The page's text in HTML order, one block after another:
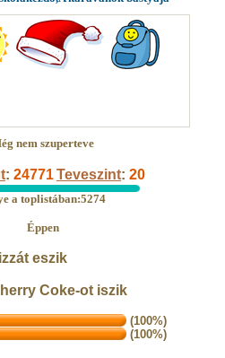
nem szuperteve
: 24771Teveszint: 20
a toplistában:5274
Éppen
eszik
Coke-ot iszik
(100%)
(100%)